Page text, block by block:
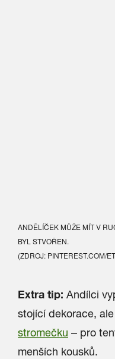
ANDĚLÍČEK MŮŽE MÍT V
BYL STVOŘEN.
(ZDROJ: PINTEREST.COM/
Extra tip: Andílci
stojící dekorace,
stromečku – pro
menších kousků.